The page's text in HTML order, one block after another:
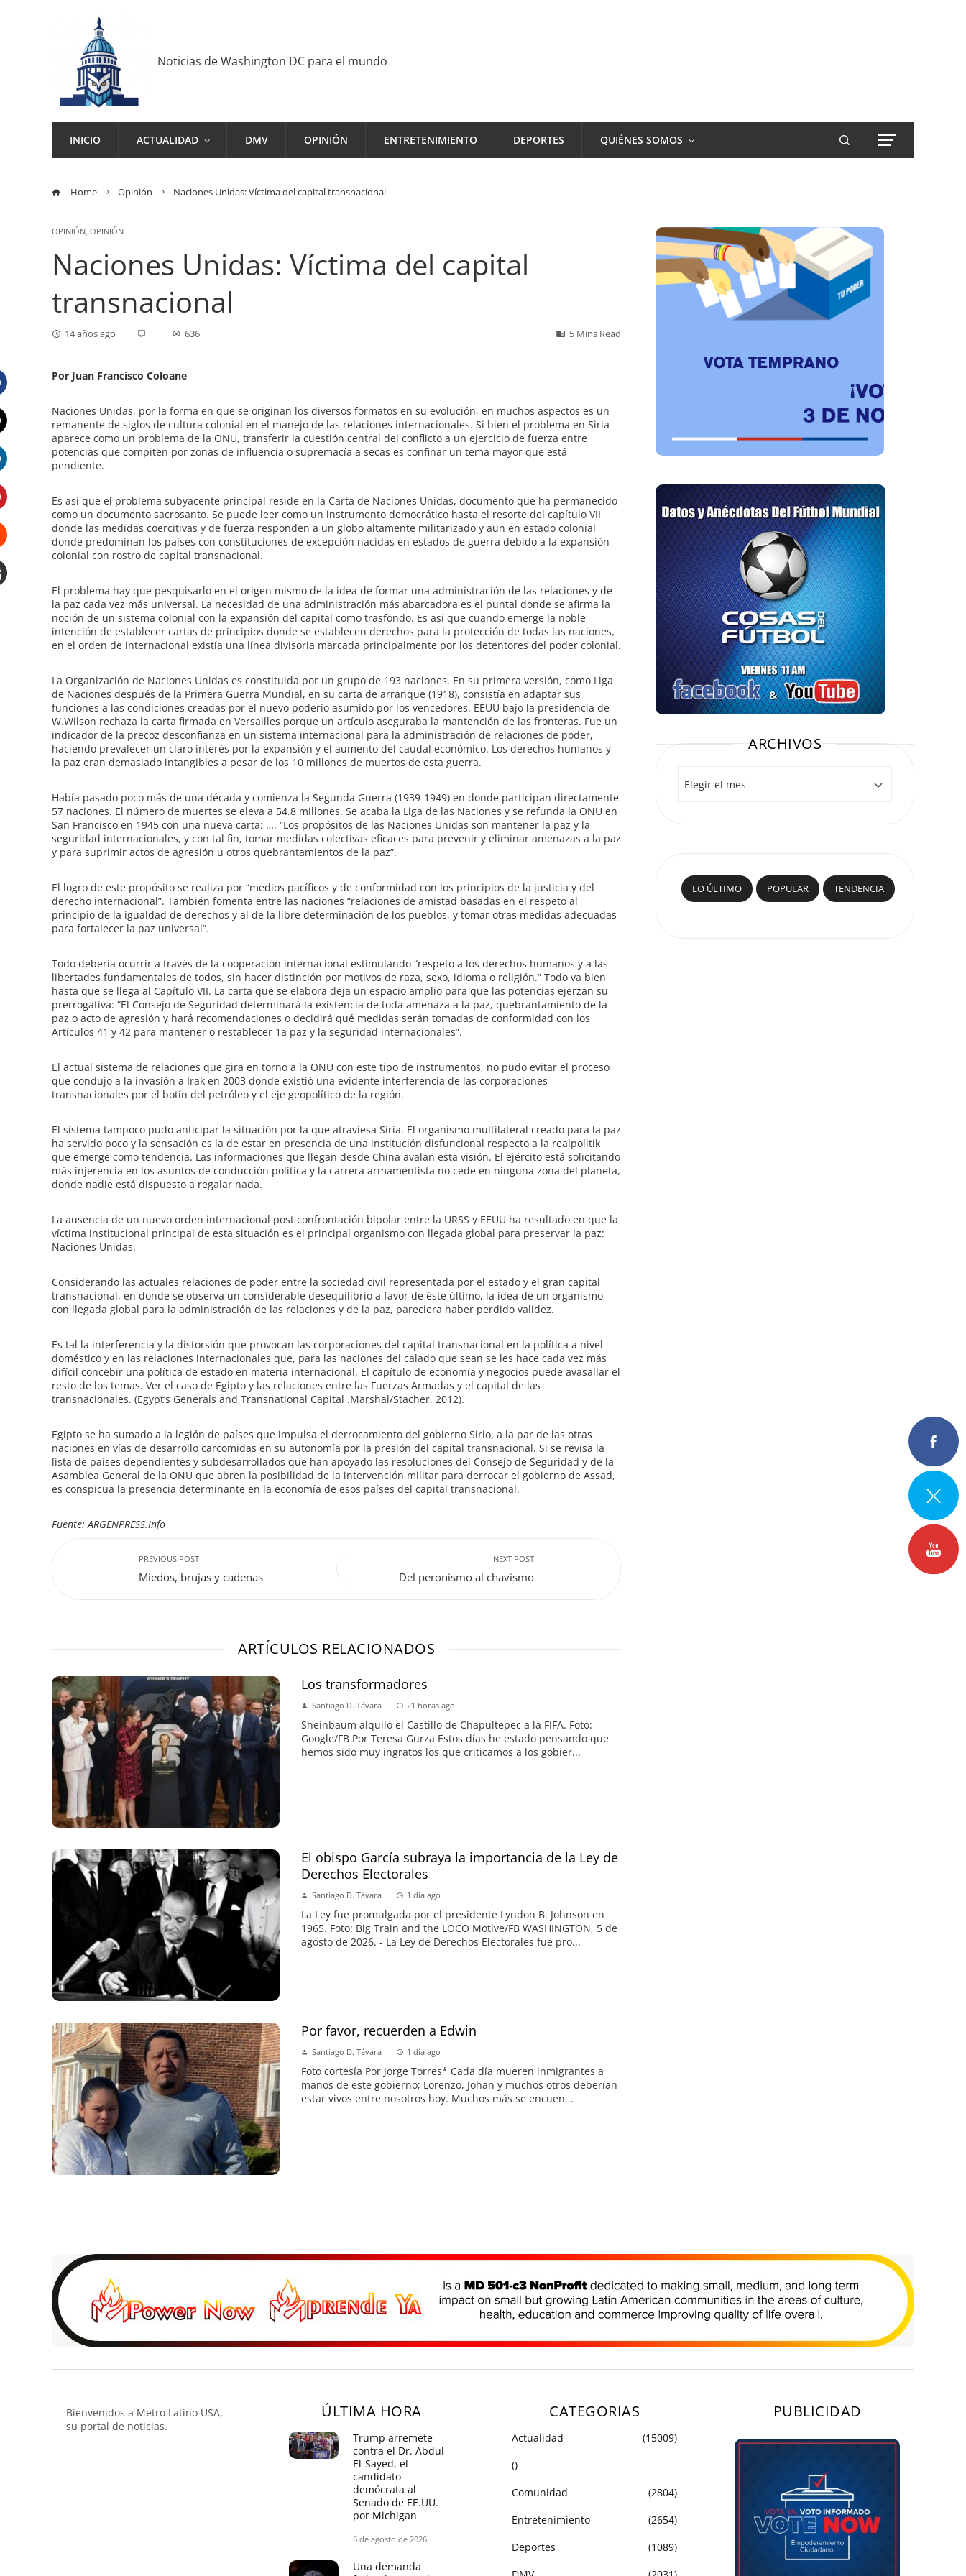
Noticias de Washington DC para el mundo
INICIO ACTUALIDAD DMV OPINIÓN ENTRETENIMIENTO DEPORTES QUIÉNES SOMOS
Home Opinión Naciones Unidas: Víctima del capital transnacional
OPINIÓN, OPINIÓN
Naciones Unidas: Víctima del capital
transnacional
14 años ago 636 5 Mins Read
Por Juan Francisco Coloane
Naciones Unidas, por la forma en que se originan los diversos formatos en su evolución, en muchos aspectos es un
remanente de siglos de cultura colonial en el manejo de las relaciones internacionales. Si bien el problema en Siria
aparece como un problema de la ONU, transferir la cuestión central del conflicto a un ejercicio de fuerza entre
potencias que compiten por zonas de influencia o supremacía a secas es confinar un tema mayor que está
pendiente.
Es así que el problema subyacente principal reside en la Carta de Naciones Unidas, documento que ha permanecido
como un documento sacrosanto. Se puede leer como un instrumento democrático hasta el resorte del capítulo VII
donde las medidas coercitivas y de fuerza responden a un globo altamente militarizado y aun en estado colonial
donde predominan los países con constituciones de excepción nacidas en estados de guerra debido a la expansión
colonial con rostro de capital transnacional.
El problema hay que pesquisarlo en el origen mismo de la idea de formar una administración de las relaciones y de
la paz cada vez más universal. La necesidad de una administración más abarcadora es el puntal donde se afirma la
noción de un sistema colonial con la expansión del capital como trasfondo. Es así que cuando emerge la noble
intención de establecer cartas de principios donde se establecen derechos para la protección de todas las naciones,
en el orden de internacional existía una línea divisoria marcada principalmente por los detentores del poder colonial.
La Organización de Naciones Unidas es constituida por un grupo de 193 naciones. En su primera versión, como Liga
de Naciones después de la Primera Guerra Mundial, en su carta de arranque (1918), consistía en adaptar sus
funciones a las condiciones creadas por el nuevo poderío asumido por los vencedores. EEUU bajo la presidencia de
W.Wilson rechaza la carta firmada en Versailles porque un artículo aseguraba la mantención de las fronteras. Fue un
indicador de la precoz desconfianza en un sistema internacional para la administración de relaciones de poder,
haciendo prevalecer un claro interés por la expansión y el aumento del caudal económico. Los derechos humanos y
la paz eran demasiado intangibles a pesar de los 10 millones de muertos de esta guerra.
Había pasado poco más de una década y comienza la Segunda Guerra (1939-1949) en donde participan directamente
57 naciones. El número de muertes se eleva a 54.8 millones. Se acaba la Liga de las Naciones y se refunda la ONU en
San Francisco en 1945 con una nueva carta: …. “Los propósitos de las Naciones Unidas son mantener la paz y la
seguridad internacionales, y con tal fin, tomar medidas colectivas eficaces para prevenir y eliminar amenazas a la paz
y para suprimir actos de agresión u otros quebrantamientos de la paz”.
El logro de este propósito se realiza por “medios pacíficos y de conformidad con los principios de la justicia y del
derecho internacional”. También fomenta entre las naciones “relaciones de amistad basadas en el respeto al
principio de la igualdad de derechos y al de la libre determinación de los pueblos, y tomar otras medidas adecuadas
para fortalecer la paz universal”.
Todo debería ocurrir a través de la cooperación internacional estimulando “respeto a los derechos humanos y a las
libertades fundamentales de todos, sin hacer distinción por motivos de raza, sexo, idioma o religión.” Todo va bien
hasta que se llega al Capítulo VII. La carta que se elabora deja un espacio amplio para que las potencias ejerzan su
prerrogativa: “El Consejo de Seguridad determinará la existencia de toda amenaza a la paz, quebrantamiento de la
paz o acto de agresión y hará recomendaciones o decidirá qué medidas serán tomadas de conformidad con los
Artículos 41 y 42 para mantener o restablecer 1a paz y la seguridad internacionales”.
El actual sistema de relaciones que gira en torno a la ONU con este tipo de instrumentos, no pudo evitar el proceso
que condujo a la invasión a Irak en 2003 donde existió una evidente interferencia de las corporaciones
transnacionales por el botín del petróleo y el eje geopolítico de la región.
El sistema tampoco pudo anticipar la situación por la que atraviesa Siria. El organismo multilateral creado para la paz
ha servido poco y la sensación es la de estar en presencia de una institución disfuncional respecto a la realpolitik
que emerge como tendencia. Las informaciones que llegan desde China avalan esta visión. El ejército está solicitando
más injerencia en los asuntos de conducción política y la carrera armamentista no cede en ninguna zona del planeta,
donde nadie está dispuesto a regalar nada.
La ausencia de un nuevo orden internacional post confrontación bipolar entre la URSS y EEUU ha resultado en que la
víctima institucional principal de esta situación es el principal organismo con llegada global para preservar la paz:
Naciones Unidas.
Considerando las actuales relaciones de poder entre la sociedad civil representada por el estado y el gran capital
transnacional, en donde se observa un considerable desequilibrio a favor de éste último, la idea de un organismo
con llegada global para la administración de las relaciones y de la paz, pareciera haber perdido validez.
Es tal la interferencia y la distorsión que provocan las corporaciones del capital transnacional en la política a nivel
doméstico y en las relaciones internacionales que, para las naciones del calado que sean se les hace cada vez más
difícil concebir una política de estado en materia internacional. El capítulo de economía y negocios puede avasallar el
resto de los temas. Ver el caso de Egipto y las relaciones entre las Fuerzas Armadas y el capital de las
transnacionales. (Egypt’s Generals and Transnational Capital .Marshal/Stacher. 2012).
Egipto se ha sumado a la legión de países que impulsa el derrocamiento del gobierno Sirio, a la par de las otras
naciones en vías de desarrollo carcomidas en su autonomía por la presión del capital transnacional. Si se revisa la
lista de países dependientes y subdesarrollados que han apoyado las resoluciones del Consejo de Seguridad y de la
Asamblea General de la ONU que abren la posibilidad de la intervención militar para derrocar el gobierno de Assad,
es conspicua la presencia determinante en la economía de esos países del capital transnacional.
Fuente: ARGENPRESS.Info
PREVIOUS POST
Miedos, brujas y cadenas
NEXT POST
Del peronismo al chavismo
ARTÍCULOS RELACIONADOS
Los transformadores
Santiago D. Távara 21 horas ago
Sheinbaum alquiló el Castillo de Chapultepec a la FIFA. Foto:
Google/FB Por Teresa Gurza Estos días he estado pensando que
hemos sido muy ingratos los que criticamos a los gobier...
El obispo García subraya la importancia de la Ley de
Derechos Electorales
Santiago D. Távara 1 día ago
La Ley fue promulgada por el presidente Lyndon B. Johnson en
1965. Foto: Big Train and the LOCO Motive/FB WASHINGTON, 5 de
agosto de 2026. - La Ley de Derechos Electorales fue pro...
Por favor, recuerden a Edwin
Santiago D. Távara 1 día ago
Foto cortesía Por Jorge Torres* Cada día mueren inmigrantes a
manos de este gobierno; Lorenzo, Johan y muchos otros deberían
estar vivos entre nosotros hoy. Muchos más se encuen...
ARCHIVOS
LO ÚLTIMO POPULAR TENDENCIA
Bienvenidos a Metro Latino USA,
su portal de noticias.
ÚLTIMA HORA
Trump arremete
contra el Dr. Abdul
El-Sayed, el
candidato
demócrata al
Senado de EE.UU.
por Michigan
6 de agosto de 2026
Una demanda
CATEGORIAS
Actualidad
(15009)
()
Comunidad
(2804)
Entretenimiento
(2654)
Deportes
(1089)
PUBLICIDAD